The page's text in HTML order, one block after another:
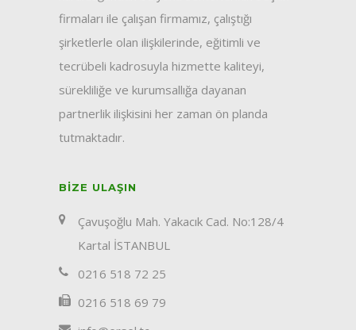
firmaları ile çalışan firmamız, çalıştığı
şirketlerle olan ilişkilerinde, eğitimli ve
tecrübeli kadrosuyla hizmette kaliteyi,
sürekliliğe ve kurumsallığa dayanan
partnerlik ilişkisini her zaman ön planda
tutmaktadır.
BIZE ULAŞIN
Çavuşoğlu Mah. Yakacık Cad. No:128/4
Kartal İSTANBUL
0216 518 72 25
0216 518 69 79